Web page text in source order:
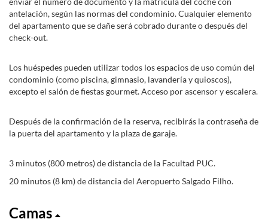
antelación, según las normas del condominio. Cualquier elemento
del apartamento que se dañe será cobrado durante o después del
check-out.
Los huéspedes pueden utilizar todos los espacios de uso común del
condominio (como piscina, gimnasio, lavandería y quioscos),
excepto el salón de fiestas gourmet. Acceso por ascensor y escalera.
Después de la confirmación de la reserva, recibirás la contraseña de
la puerta del apartamento y la plaza de garaje.
3 minutos (800 metros) de distancia de la Facultad PUC.
20 minutos (8 km) de distancia del Aeropuerto Salgado Filho.
Camas